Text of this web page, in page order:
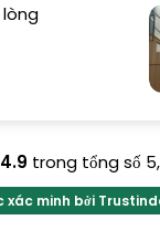
lòng
4.9 trong tổng số 5,
xác minh bởi